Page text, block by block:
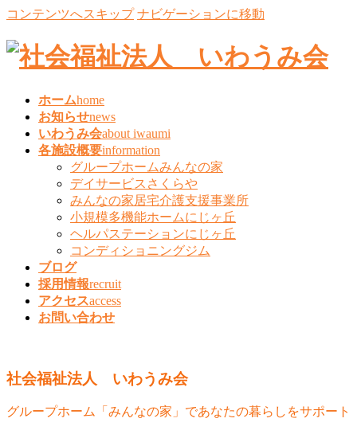
コンテンツへスキップ ナビゲーションに移動
ホームhome
お知らせnews
いわうみ会about iwaumi
各施設概要information
グループホームみんなの家
デイサービスさくらや
みんなの家居宅介護支援事業所
小規模多機能ホームにじヶ丘
ヘルパステーションにじヶ丘
コンディショニングジム
ブログ
採用情報recruit
アクセスaccess
お問い合わせ
社会福祉法人 いわうみ会
グループホーム「みんなの家」であなたの暮らしをサポート